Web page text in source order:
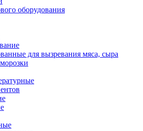
оборудования
для вызревания мяса, сыра